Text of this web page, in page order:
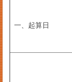
English
一、起算日